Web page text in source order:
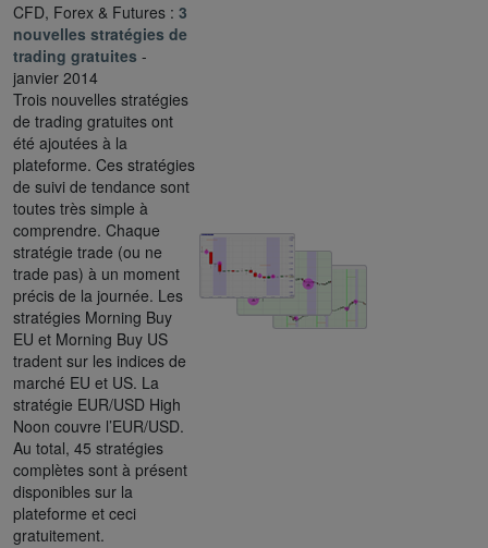
CFD, Forex & Futures : 3
nouvelles stratégies de
trading gratuites -
janvier 2014
Trois nouvelles stratégies
de trading gratuites ont
été ajoutées à la
plateforme. Ces stratégies
de suivi de tendance sont
toutes très simple à
comprendre. Chaque
stratégie trade (ou ne
trade pas) à un moment
précis de la journée. Les
stratégies Morning Buy
EU et Morning Buy US
tradent sur les indices de
marché EU et US. La
stratégie EUR/USD High
Noon couvre l’EUR/USD.
Au total, 45 stratégies
complètes sont à présent
disponibles sur la
plateforme et ceci
gratuitement.